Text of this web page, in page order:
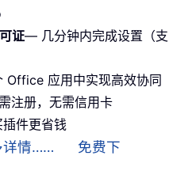
证— 几分钟内完成设置（支
应用中实现高效协同
注册，无需信用卡
件更省钱
详情……
免费下